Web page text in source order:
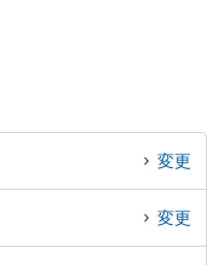
変更
変更